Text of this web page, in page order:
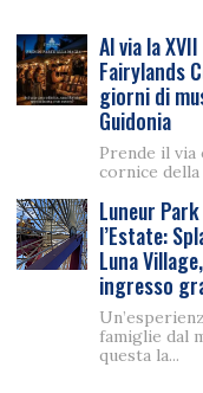
Al via la
Fairylands
giorni di
Guidonia
Prende il via
cornice della
Luneur
l’Estate:
Luna
ingresso
famiglie dal
questa la...